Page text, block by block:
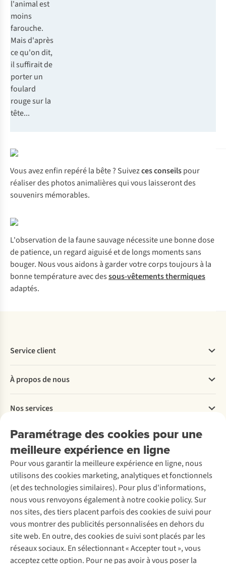
l'animal est
moins
farouche.
Mais d'après
ce qu'on dit,
il suffirait de
porter un
foulard
rouge sur la
tête...
Vous avez enfin repéré la bête ? Suivezces conseilspour
réaliser des photos animalières qui vous laisseront des
souvenirs mémorables.
L'observation de la faune sauvage nécessite une bonne dose
de patience, un regard aiguisé et de longs moments sans
bouger. Nous vous aidons à garder votre corps toujours à la
bonne température avec dessous-vêtements thermiques
adaptés.
Paramétrage des cookies pour une
meilleure expérience en ligne
Pour vous garantir la meilleure expérience en ligne, nous
utilisons des cookies marketing, analytiques et fonctionnels
(et des technologies similaires). Pour plus d'informations,
nous vous renvoyons également à notre cookie policy. Sur
nos sites, des tiers placent parfois des cookies de suivi pour
vous montrer des publicités personnalisées en dehors du
site web. En outre, des cookies de suivi sont placés par les
réseaux sociaux. En sélectionnant « Accepter tout », vous
acceptez cette option. Pour ne pas avoir à vous poser la
Service client
Commander
Payer
Livraison
Rétractation d'une commande
Entretien & réparations
Garantie
Contactez-nous
À propos de nous
Explore More
À propos d’Ayacucho
Nos magasins
À propos d’A.S.Adventure
Déclaration d'accessibilité
Nos services
Location / Location sports d’hiver
Entretien de ski
Service de lavage
Entretien de chaussures
Réparation de chaussures
Réparation de vêtements
Retouches
Pour les entreprises
Découvrez
A.S.Magazine
Explore Camp
Gear Check
Expertise & conseils
Abonnez-vous à la newsletter
Suivez-nous